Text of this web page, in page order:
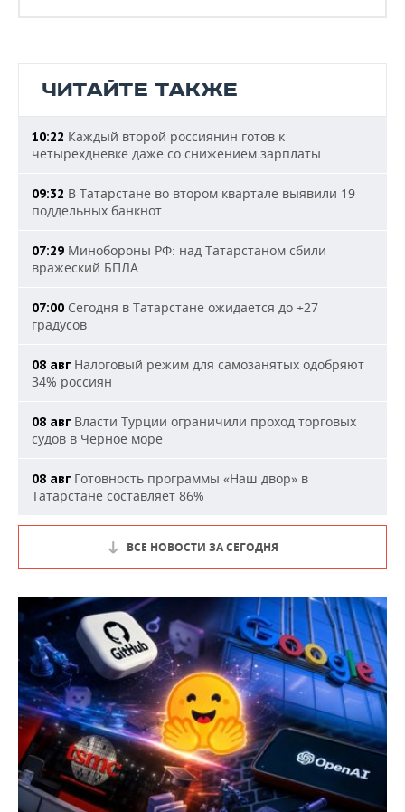
ЧИТАЙТЕ ТАКЖЕ
10:22 Каждый второй россиянин готов к
четырехдневке даже со снижением зарплаты
09:32 В Татарстане во втором квартале выявили 19
поддельных банкнот
07:29 Минобороны РФ: над Татарстаном сбили
вражеский БПЛА
07:00 Сегодня в Татарстане ожидается до +27
градусов
08 авг Налоговый режим для самозанятых одобряют
34% россиян
08 авг Власти Турции ограничили проход торговых
судов в Черное море
08 авг Готовность программы «Наш двор» в
Татарстане составляет 86%
ВСЕ НОВОСТИ ЗА СЕГОДНЯ